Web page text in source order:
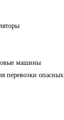
машины
перевозки опасных